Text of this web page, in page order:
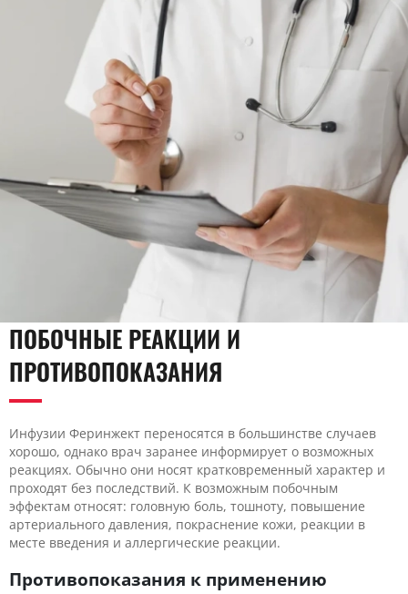
ПОБОЧНЫЕ РЕАКЦИИ И
ПРОТИВОПОКАЗАНИЯ
Инфузии Феринжект переносятся в большинстве случаев
хорошо, однако врач заранее информирует о возможных
реакциях. Обычно они носят кратковременный характер и
проходят без последствий. К возможным побочным
эффектам относят: головную боль, тошноту, повышение
артериального давления, покраснение кожи, реакции в
месте введения и аллергические реакции.
Противопоказания к применению